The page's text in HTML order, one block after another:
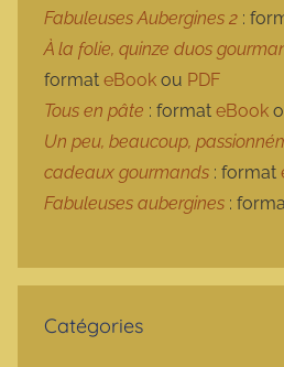
Fabuleuses Aubergines 2 :
À la folie, quinze duos
format eBook ou PDF
Tous en pâte : format eBook
Un peu, beaucoup,
cadeaux gourmands : format
Fabuleuses aubergines :
Catégories